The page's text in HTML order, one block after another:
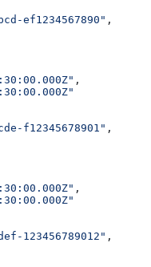
ef1234567890" ,
,
f12345678901" ,
,
123456789012" ,